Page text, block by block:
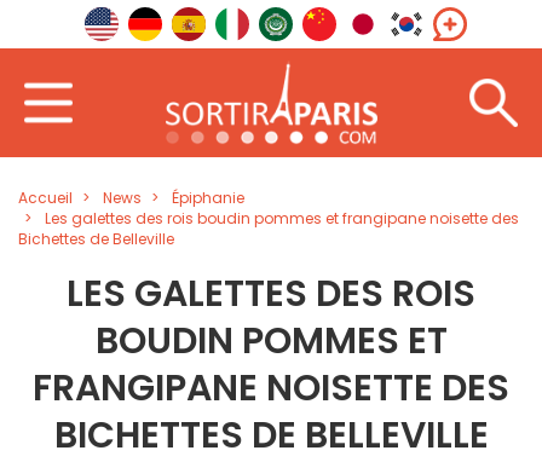
Accueil News
Épiphanie
Les galettes des rois boudin pommes et frangipane noisette des
Bichettes de Belleville
LES GALETTES DES ROIS
BOUDIN POMMES ET
FRANGIPANE NOISETTE DES
BICHETTES DE BELLEVILLE